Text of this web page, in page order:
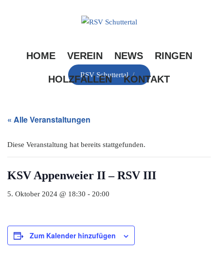
HOME VEREIN NEWS RINGEN
HOLZFÄLLEN KONTAKT
RSV Schuttertal /
« Alle Veranstaltungen
Diese Veranstaltung hat bereits stattgefunden.
KSV Appenweier II – RSV III
5. Oktober 2024 @ 18:30 - 20:00
Zum Kalender hinzufügen